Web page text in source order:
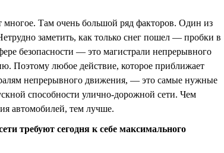
Там очень большой ряд факторов. Один из
заметить, как только снег пошел — пробки в
безопасности — это магистрали непрерывного
Поэтому любое действие, которое приближает
непрерывного движения, — это самые нужные
способности улично-дорожной сети. Чем
автомобилей, тем лучше.
требуют сегодня к себе максимального